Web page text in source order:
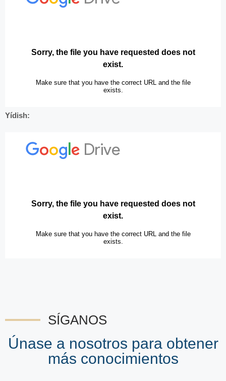
Yídish:
SÍGANOS
Únase a nosotros para obtener
más conocimientos